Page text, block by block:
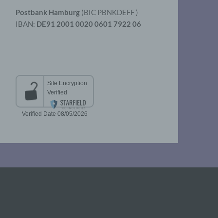
Postbank Hamburg (BIC PBNKDEFF )
IBAN: DE91 2001 0020 0601 7922 06